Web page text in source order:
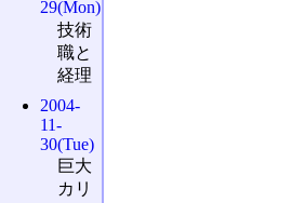
29(Mon)
技術
職と
経理
2004-
11-
30(Tue)
巨大
カリ